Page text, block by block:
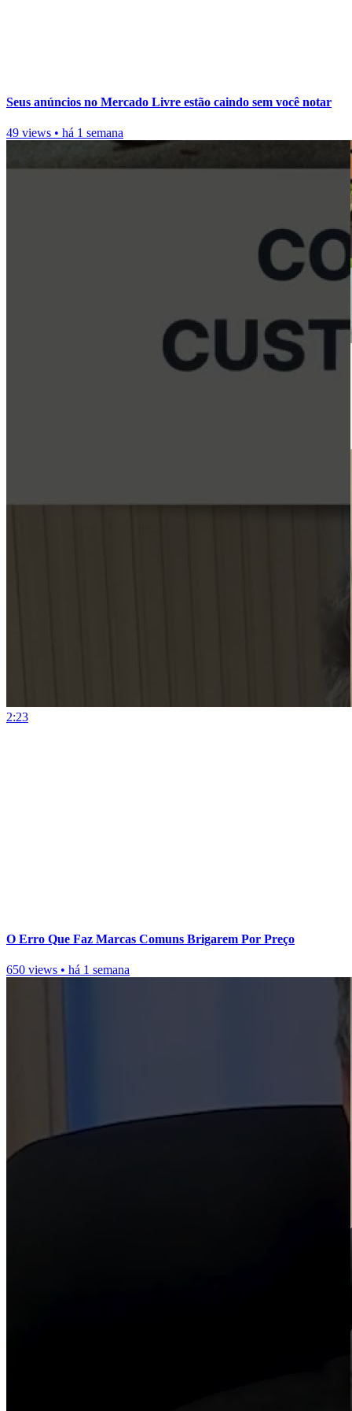
Seus anúncios no Mercado Livre estão caindo sem você notar
49 views • há 1 semana
2:23
O Erro Que Faz Marcas Comuns Brigarem Por Preço
650 views • há 1 semana